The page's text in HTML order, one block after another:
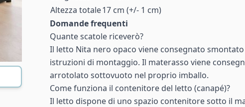
Altezza totale17 cm (+/- 1 cm)
Domande frequenti
Quante scatole riceverò?
Il letto Nita nero opaco viene consegnato
istruzioni di montaggio. Il materasso viene
arrotolato sottovuoto nel proprio imballo.
Come funziona il contenitore del letto (canapé)?
Il letto dispone di uno spazio contenitore sotto il